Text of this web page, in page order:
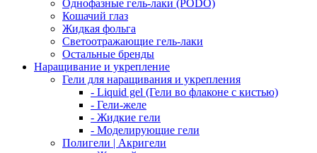
Однофазные гель-лаки (PODO)
Кошачий глаз
Жидкая фольга
Светоотражающие гель-лаки
Остальные бренды
Наращивание и укрепление
Гели для наращивания и укрепления
- Liquid gel (Гели во флаконе с кистью)
- Гели-желе
- Жидкие гели
- Моделирующие гели
Полигели | Акригели